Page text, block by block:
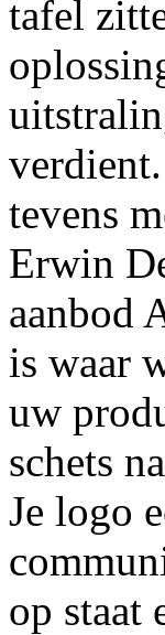
tafel
tevens
Erwin
aanbod
is waar
uw
schets
Je logo
op staat